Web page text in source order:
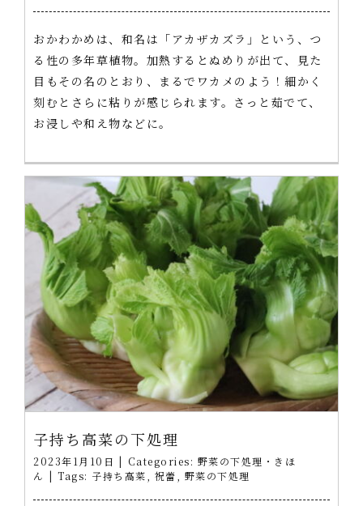
おかわかめは、和名は「アカザカズラ」という、つ
る性の多年草植物。加熱するとぬめりが出て、見た
目もその名のとおり、まるでワカメのよう！細かく
刻むとさらに粘りが感じられます。さっと茹でて、
お浸しや和え物などに。
子持ち高菜の下処理
2023年1月10日 | Categories: 野菜の下処理・きほ
ん | Tags: 子持ち高菜 祝蕾 野菜の下処理